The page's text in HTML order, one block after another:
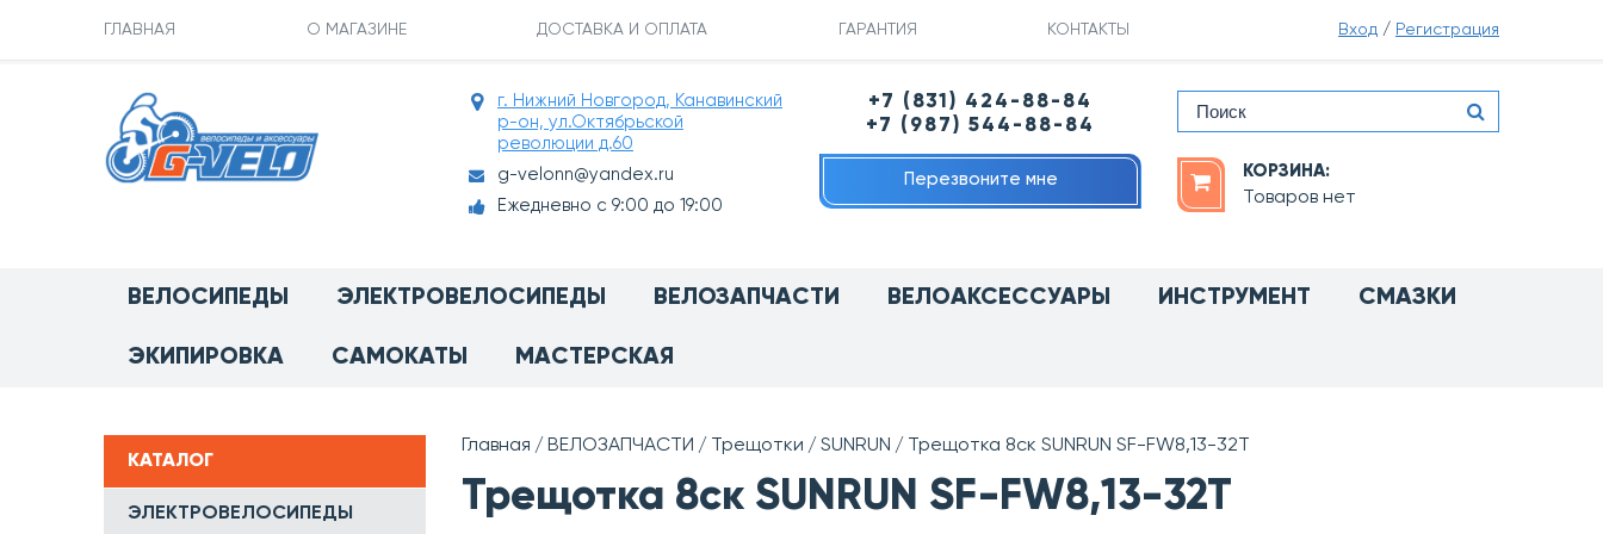
ГЛАВНАЯ О МАГАЗИНЕ ДОСТАВКА И ОПЛАТА ГАРАНТИЯ КОНТАКТЫ Вход / Регистрация
г. Нижний Новгород, Канавинский
р-он, ул.Октябрьской
революции д.60
g-velonn@yandex.ru
Ежедневно с 9:00 до 19:00
+7 (831) 424-88-84
+7 (987) 544-88-84
Перезвоните мне КОРЗИНА:
Товаров нет
ВЕЛОСИПЕДЫ ЭЛЕКТРОВЕЛОСИПЕДЫ ВЕЛОЗАПЧАСТИ ВЕЛОАКСЕССУАРЫ ИНСТРУМЕНТ СМАЗКИ
ЭКИПИРОВКА САМОКАТЫ МАСТЕРСКАЯ
КАТАЛОГ
ЭЛЕКТРОВЕЛОСИПЕДЫ
Главная ВЕЛОЗАПЧАСТИ Трещотки SUNRUN Трещотка 8ск SUNRUN SF-FW8,13-32T
Трещотка 8ск SUNRUN SF-FW8,13-32T